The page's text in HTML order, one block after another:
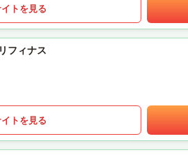
トを見る
フィナス
トを見る